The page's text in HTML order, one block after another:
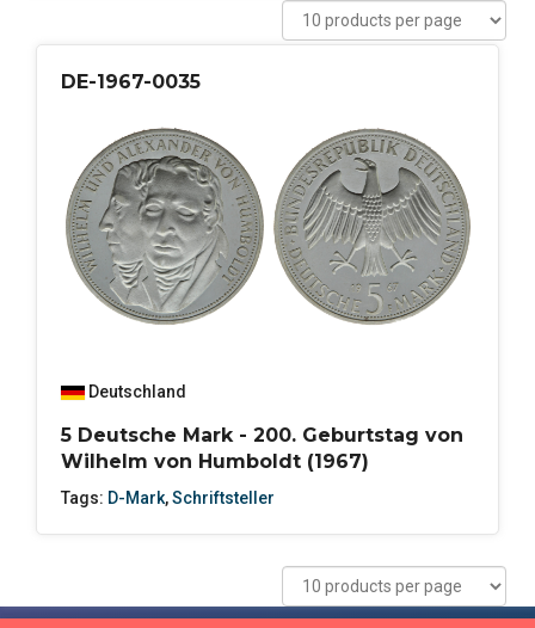
DE-1967-0035
Deutschland
5 Deutsche Mark - 200. Geburtstag von
Wilhelm von Humboldt (1967)
Tags: D-Mark,Schriftsteller